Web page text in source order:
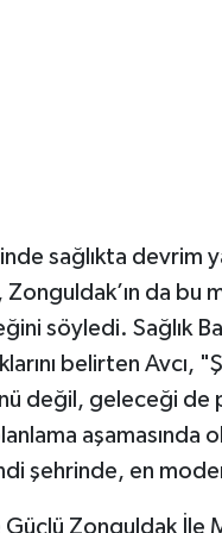
sağlıkta devrim
da bu
söyledi. Sağlık
belirten Avcı,
değil, geleceği de
aşamasında
şehrinde, en
Güçlü Zonguldak İle